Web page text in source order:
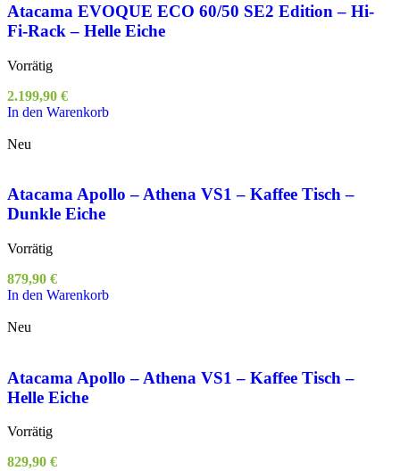
Atacama EVOQUE ECO 60/50 SE2 Edition – Hi-
Fi-Rack – Helle Eiche
Vorrätig
2.199,90 €
In den Warenkorb
Neu
Atacama Apollo – Athena VS1 – Kaffee Tisch –
Dunkle Eiche
Vorrätig
879,90 €
In den Warenkorb
Neu
Atacama Apollo – Athena VS1 – Kaffee Tisch –
Helle Eiche
Vorrätig
829,90 €